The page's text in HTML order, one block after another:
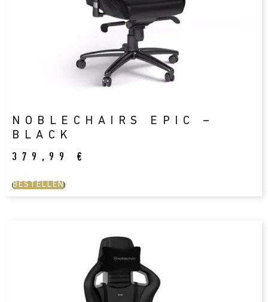
NOBLECHAIRS EPIC –
BLACK
379,99 €
BESTELLEN